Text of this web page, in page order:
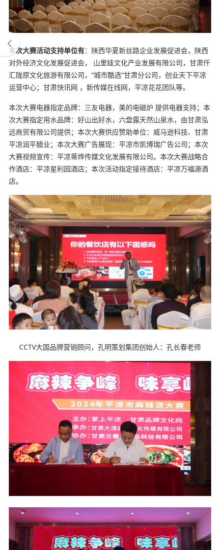
本次大赛活动支持单位有：陕西华夏新丝路企业发展促进会，陕西
对外经济文化发展促进会， 山里娃文化产业发展有限公司，甘肃仟
汇陇原文化旅游有限公司，“城市酷选”甘肃分公司，创业天下平凉
运营中心；甘肃快讯网 ，新传媒在线网，平凉花花团队等。
本次大赛电器指定品牌：三友电器，美的电磁炉 提供电器支持；本
次大赛指定用水品牌：好山出好水，六盘露天然山泉水，由甘肃泓
远商贸有限公司提供；本次大赛供应赞助单位：威马逊科技、甘肃
平凉润平醋业；本次大赛广告展现：平凉市凯博瑞广告公司；本次
大赛视频宣传：平凉蒂烨传媒文化发展有限公司。本次大赛战略合
作酒店：平凉星利园酒店；本次活动指定接待酒店：平凉万福源酒
店。
CCTV大国品牌营销顾问，孔明策划集团创始人：孔长春老师